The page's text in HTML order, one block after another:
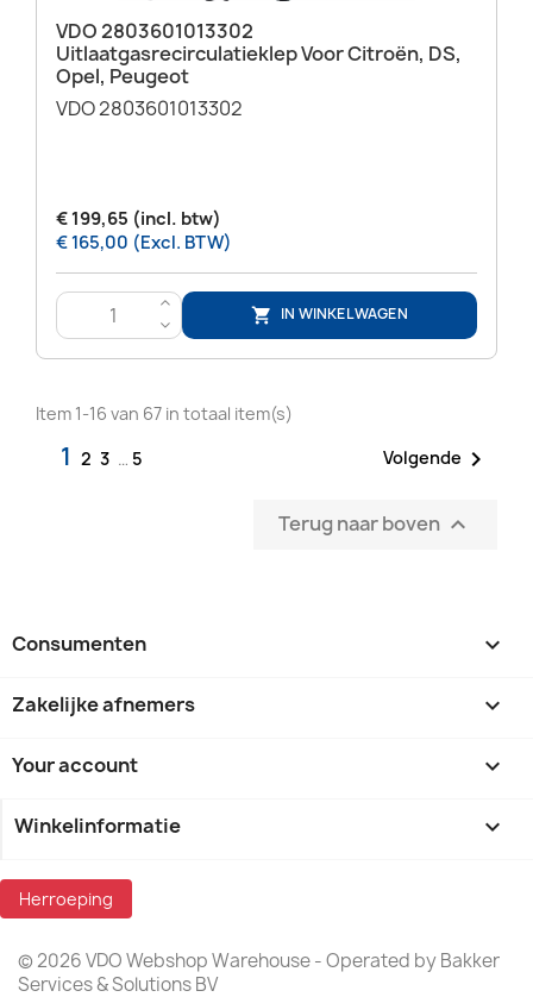
VDO 2803601013302
Uitlaatgasrecirculatieklep Voor Citroën, DS,
Opel, Peugeot
VDO 2803601013302
€ 199,65 (incl. btw)
€ 165,00 (Excl. BTW)
>
<
 IN WINKELWAGEN
Item 1-16 van 67 in totaal item(s)
1 2 3 … 5 Volgende 
Terug naar boven 
Consumenten 
Zakelijke afnemers 
Your account 
Winkelinformatie keyboard_arrow_down
Herroeping
© 2026 VDO Webshop Warehouse - Operated by Bakker
Services & Solutions BV